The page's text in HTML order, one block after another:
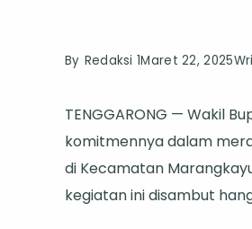
By Redaksi 1Maret 22, 2025
TENGGARONG — Wakil
komitmennya dalam
di Kecamatan
kegiatan ini disambut